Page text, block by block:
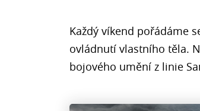
Každý víkend pořádáme
ovládnutí vlastního těla.
bojového umění z linie